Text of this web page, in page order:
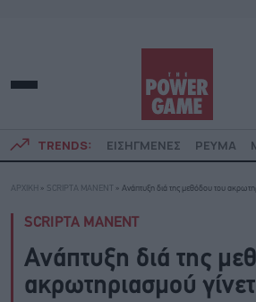
TRENDS: ΕΙΣΗΓΜΕΝΕΣ ΡΕΥΜΑ
ΑΡΧΙΚΗ » SCRIPTA MANENT » Ανάπτυξη διά της μεθόδου του
SCRIPTA MANENT
Ανάπτυξη διά της
ακρωτηριασμού